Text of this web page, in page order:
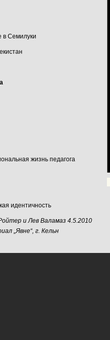
в Семилуки
жизнь педагога
идентичность
и Лев Валамаз 4.5.2010
„Явне“, г. Кельн